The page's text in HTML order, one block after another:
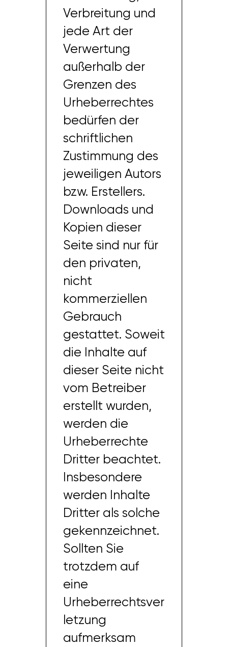
Verbreitung und
jede Art der
Verwertung
außerhalb der
Grenzen des
Urheberrechtes
bedürfen der
schriftlichen
Zustimmung des
jeweiligen Autors
bzw. Erstellers.
Downloads und
Kopien dieser
Seite sind nur für
den privaten,
nicht
kommerziellen
Gebrauch
gestattet. Soweit
die Inhalte auf
dieser Seite nicht
vom Betreiber
erstellt wurden,
werden die
Urheberrechte
Dritter beachtet.
Insbesondere
werden Inhalte
Dritter als solche
gekennzeichnet.
Sollten Sie
trotzdem auf
eine
Urheberrechtsver
letzung
aufmerksam